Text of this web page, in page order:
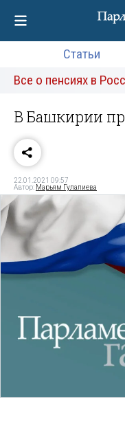
Статьи
Все о пенсиях в
В Башкирии
22.01.2021 09:57
Автор: Марьям Гулалиева